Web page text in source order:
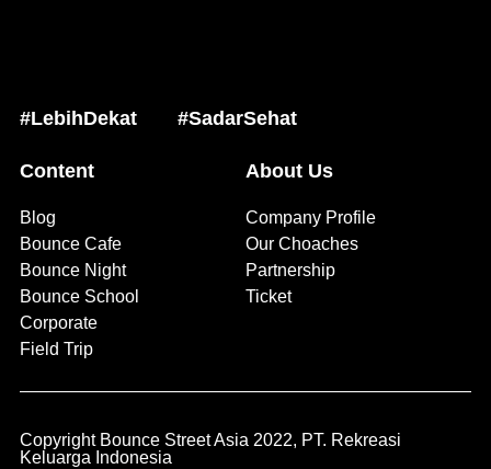
#LebihDekat #SadarSehat
Content
Blog
Bounce Cafe
Bounce Night
Bounce School
Corporate
Field Trip
About Us
Company Profile
Our Choaches
Partnership
Ticket
Copyright Bounce Street Asia 2022, PT. Rekreasi
Keluarga Indonesia